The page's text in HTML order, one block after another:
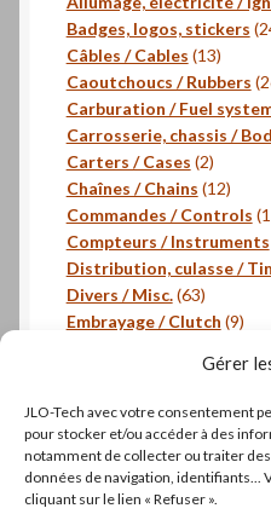
Gérer
JLO-Tech avec votre consentement
pour stocker et/ou accéder à des
notamment de collecter ou traiter
données de navigation, identifiants...
cliquant sur le lien « Refuser ».
Badges, logos, stickers
Câbles / Cables 1313
Caoutchoucs / Rubbers
Carburation / Fuel
Carrosserie, chassis /
Carters / Cases 22
produits
Chaînes / Chains 1212
Commandes / Controls
Compteurs / Instruments
Distribution, culasse /
Divers / Misc. 6363
produits
Embrayage / Clutch 99
1818
Pistons, segments /
- Roulements / Bearings
Transmission primaire /
Transmission secondaire